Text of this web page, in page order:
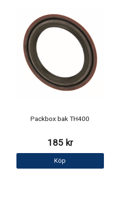
Packbox bak TH400
185 kr
Köp